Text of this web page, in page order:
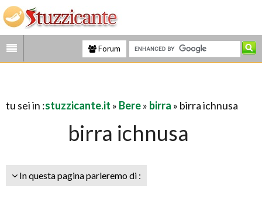
Forum
tu sei in :stuzzicante.it » Bere» birra » birra ichnusa
birra ichnusa
In questa pagina parleremo di :